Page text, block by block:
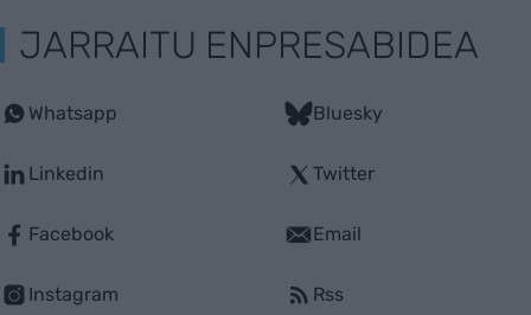
JARRAITU ENPRESABIDEA
Whatsapp
Linkedin
Facebook
Instagram
Bluesky
Twitter
Email
Rss